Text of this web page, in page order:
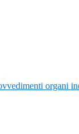
organi